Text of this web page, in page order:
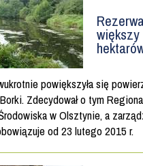
powiększyła się
Zdecydował o tym
w Olsztynie, a
od 23 lutego 2015 r.